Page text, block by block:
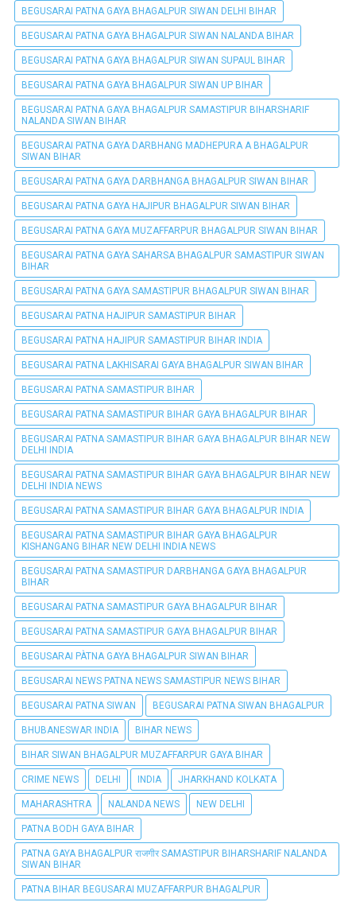
BEGUSARAI PATNA GAYA BHAGALPUR SIWAN DELHI BIHAR
BEGUSARAI PATNA GAYA BHAGALPUR SIWAN NALANDA BIHAR
BEGUSARAI PATNA GAYA BHAGALPUR SIWAN SUPAUL BIHAR
BEGUSARAI PATNA GAYA BHAGALPUR SIWAN UP BIHAR
BEGUSARAI PATNA GAYA BHAGALPUR SAMASTIPUR BIHARSHARIF
NALANDA SIWAN BIHAR
BEGUSARAI PATNA GAYA DARBHANG MADHEPURA A BHAGALPUR
SIWAN BIHAR
BEGUSARAI PATNA GAYA DARBHANGA BHAGALPUR SIWAN BIHAR
BEGUSARAI PATNA GAYA HAJIPUR BHAGALPUR SIWAN BIHAR
BEGUSARAI PATNA GAYA MUZAFFARPUR BHAGALPUR SIWAN BIHAR
BEGUSARAI PATNA GAYA SAHARSA BHAGALPUR SAMASTIPUR SIWAN
BIHAR
BEGUSARAI PATNA GAYA SAMASTIPUR BHAGALPUR SIWAN BIHAR
BEGUSARAI PATNA HAJIPUR SAMASTIPUR BIHAR
BEGUSARAI PATNA HAJIPUR SAMASTIPUR BIHAR INDIA
BEGUSARAI PATNA LAKHISARAI GAYA BHAGALPUR SIWAN BIHAR
BEGUSARAI PATNA SAMASTIPUR BIHAR
BEGUSARAI PATNA SAMASTIPUR BIHAR GAYA BHAGALPUR BIHAR
BEGUSARAI PATNA SAMASTIPUR BIHAR GAYA BHAGALPUR BIHAR NEW
DELHI INDIA
BEGUSARAI PATNA SAMASTIPUR BIHAR GAYA BHAGALPUR BIHAR NEW
DELHI INDIA NEWS
BEGUSARAI PATNA SAMASTIPUR BIHAR GAYA BHAGALPUR INDIA
BEGUSARAI PATNA SAMASTIPUR BIHAR GAYA BHAGALPUR
KISHANGANG BIHAR NEW DELHI INDIA NEWS
BEGUSARAI PATNA SAMASTIPUR DARBHANGA GAYA BHAGALPUR
BIHAR
BEGUSARAI PATNA SAMASTIPUR GAYA BHAGALPUR BIHAR
BEGUSARAI PATNA SAMASTIPUR GAYA BHAGALPUR BIHAR
BEGUSARAI PÀTNA GAYA BHAGALPUR SIWAN BIHAR
BEGUSARAI NEWS PATNA NEWS SAMASTIPUR NEWS BIHAR
BEGUSARAI PATNA SIWAN BEGUSARAI PATNA SIWAN BHAGALPUR
BHUBANESWAR INDIA BIHAR NEWS
BIHAR SIWAN BHAGALPUR MUZAFFARPUR GAYA BIHAR
CRIME NEWS DELHI INDIA JHARKHAND KOLKATA
MAHARASHTRA NALANDA NEWS NEW DELHI
PATNA BODH GAYA BIHAR
PATNA GAYA BHAGALPUR राजगीर SAMASTIPUR BIHARSHARIF NALANDA
SIWAN BIHAR
PATNA BIHAR BEGUSARAI MUZAFFARPUR BHAGALPUR